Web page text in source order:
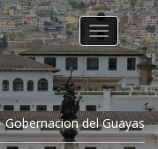
Gobernacion del Guayas
Toggle
navigation